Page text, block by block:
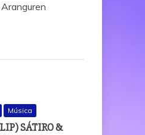
Música
SÁTIRO &